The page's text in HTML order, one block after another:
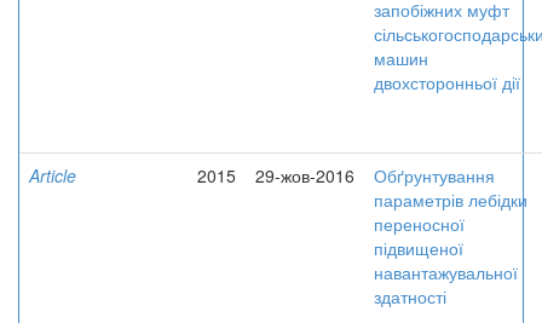
запобіжних муфт
машин
двохсторонньої дії
Article 2015 29-жов-2016
Обґрунтування
параметрів лебідки
переносної
підвищеної
навантажувальної
здатності